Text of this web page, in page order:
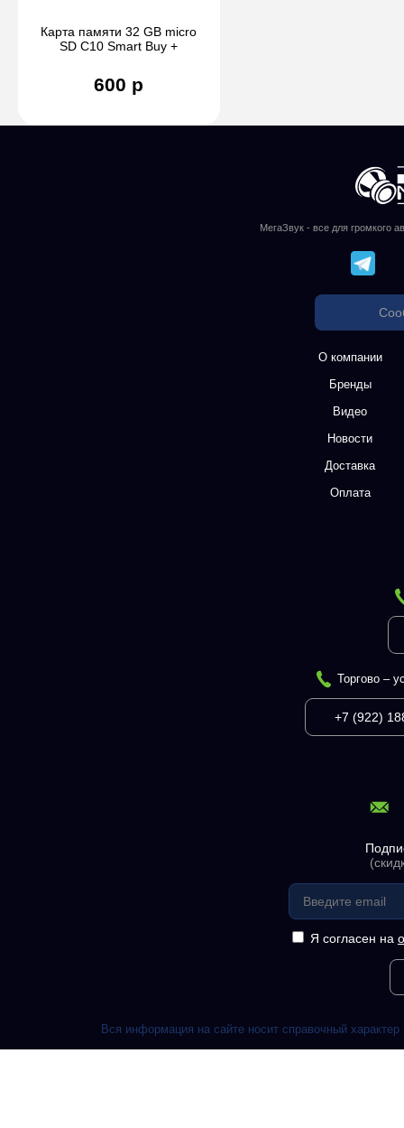
Карта памяти 32 GB micro
SD C10 Smart Buy +
600 р
МегаЗвук - все для громкого
О компании
Бренды
Видео
Новости
Доставка
Оплата
Торгово –
+7 (922)
Я согласен на
Вся информация на сайте носит справочный